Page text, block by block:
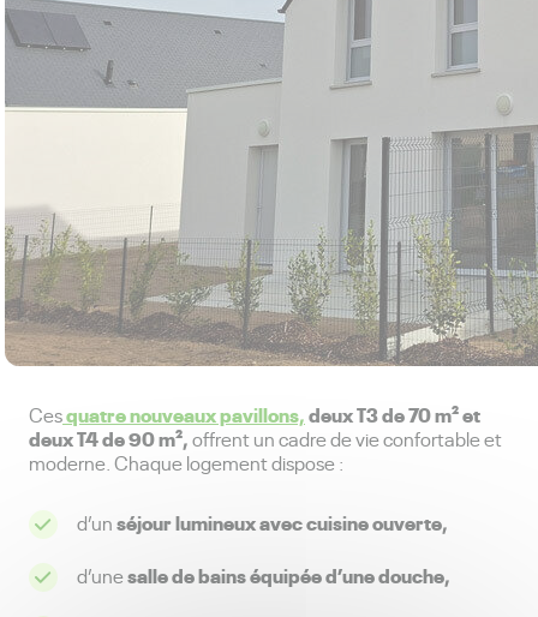
Cesquatre nouveaux pavillons,deux T3 de 70 m² et
deux T4 de 90 m²,offrent un cadre de vie confortable et
moderne. Chaque logement dispose :
d’unséjour lumineux avec cuisine ouverte,
d’unesalle de bains équipée d’une douche,